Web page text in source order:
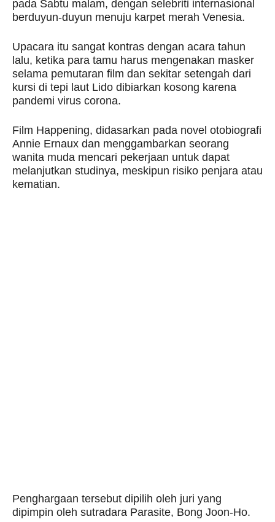
pada Sabtu malam, dengan selebriti internasional
berduyun-duyun menuju karpet merah Venesia.
Upacara itu sangat kontras dengan acara tahun
lalu, ketika para tamu harus mengenakan masker
selama pemutaran film dan sekitar setengah dari
kursi di tepi laut Lido dibiarkan kosong karena
pandemi virus corona.
Film Happening, didasarkan pada novel otobiografi
Annie Ernaux dan menggambarkan seorang
wanita muda mencari pekerjaan untuk dapat
melanjutkan studinya, meskipun risiko penjara atau
kematian.
Penghargaan tersebut dipilih oleh juri yang
dipimpin oleh sutradara Parasite, Bong Joon-Ho.